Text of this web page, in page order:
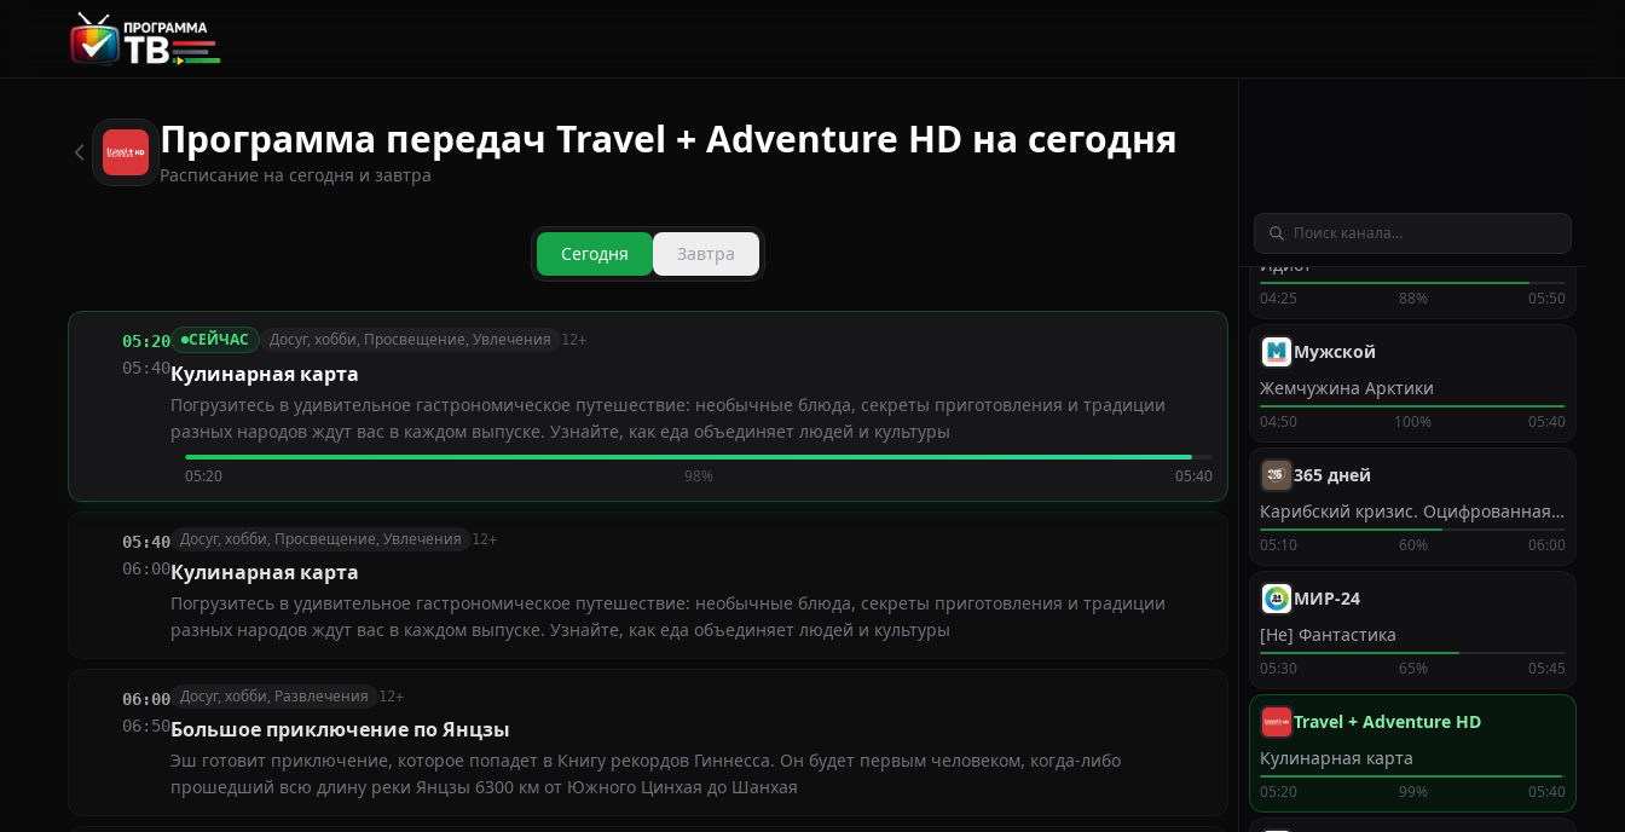
Программа передач Travel + Adventure HD на сегодня
Расписание на сегодня и завтра
Сегодня Завтра
05:20
05:40
СЕЙЧАС Досуг, хобби, Просвещение, Увлечения 12+
Кулинарная карта
Погрузитесь в удивительное гастрономическое путешествие: необычные блюда, секреты приготовления и традиции
разных народов ждут вас в каждом выпуске. Узнайте, как еда объединяет людей и культуры
05:20 98% 05:40
05:40
06:00
Досуг, хобби, Просвещение, Увлечения 12+
Кулинарная карта
Погрузитесь в удивительное гастрономическое путешествие: необычные блюда, секреты приготовления и традиции
разных народов ждут вас в каждом выпуске. Узнайте, как еда объединяет людей и культуры
06:00
06:50
Досуг, хобби, Развлечения 12+
Большое приключение по Янцзы
Эш готовит приключение, которое попадет в Книгу рекордов Гиннесса. Он будет первым человеком, когда-либо
прошедший всю длину реки Янцзы 6300 км от Южного Цинхая до Шанхая
Театр
Идиот
04:25 88% 05:50
Мужской
Жемчужина Арктики
04:50 100% 05:40
365 дней
Карибский кризис. Оцифрованная история
05:10 60% 06:00
МИР-24
[Не] Фантастика
05:30 65% 05:45
Travel + Adventure HD
Кулинарная карта
05:20 99% 05:40